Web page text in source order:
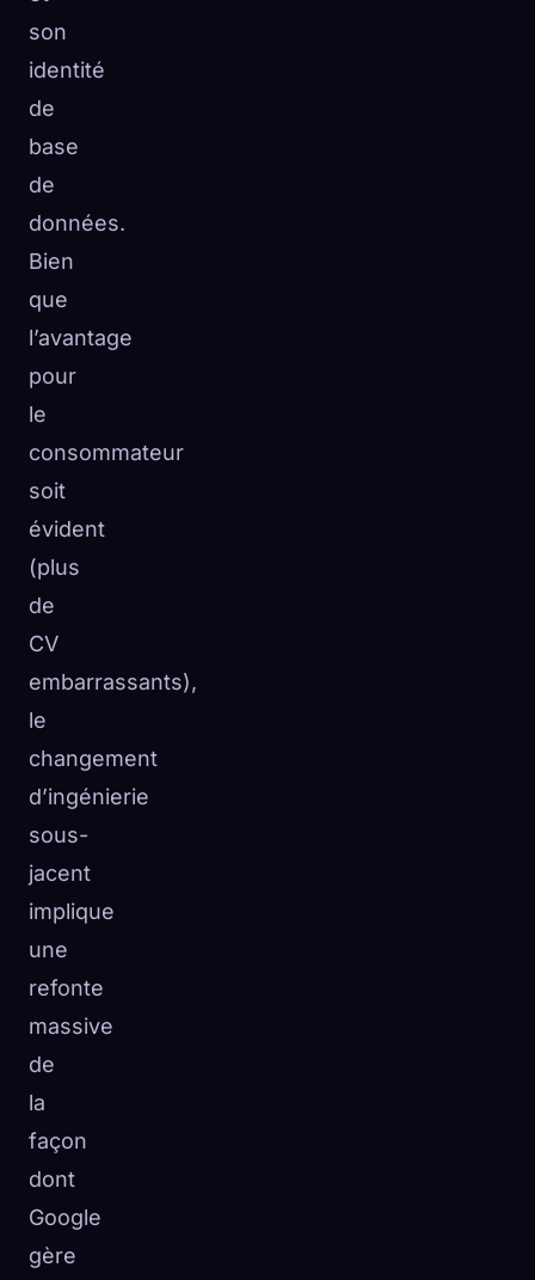
son
identité
de
base
de
données.
Bien
que
l’avantage
pour
le
consommateur
soit
évident
(plus
de
CV
embarrassants),
le
changement
d’ingénierie
sous-
jacent
implique
une
refonte
massive
de
la
façon
dont
Google
gère